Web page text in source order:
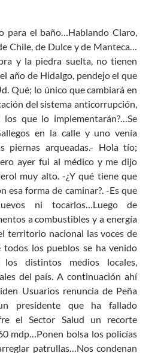
n
g
er
para el baño…Hablando Claro,
Chile, de Dulce y de Manteca…
y la piedra suelta, no tienen
año de Hidalgo, pendejo el que
Qué; lo único que cambiará en
del sistema anticorrupción,
que lo implementarán?…Se
en la calle y uno venía
piernas arqueadas.- Hola tío;
ayer fui al médico y me dijo
muy alto. -¿Y qué tiene que
esa forma de caminar?. -Es que
ni tocarlos…Luego de
a combustibles y a energía
territorio nacional las voces de
los pueblos se ha venido
los distintos medios locales,
del país. A continuación ahí
Usuarios renuncia de Peña
presidente que ha fallado
el Sector Salud un recorte
mdp…Ponen bolsa los policías
patrullas…Nos condenan